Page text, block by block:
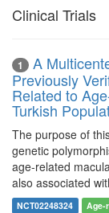
Clinical Trials
1
A
Previously
Related to
Turkish
The purpose of
genetic
age-related
also associated
NCT02248324 Age-